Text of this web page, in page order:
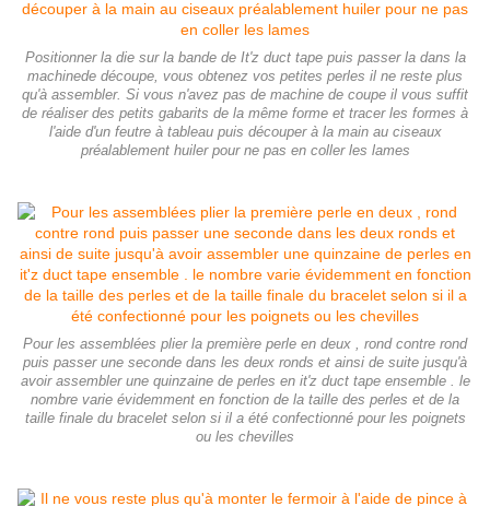
Positionner la die sur la bande de It'z duct tape puis passer la dans la
machinede découpe, vous obtenez vos petites perles il ne reste plus
qu'à assembler. Si vous n'avez pas de machine de coupe il vous suffit
de réaliser des petits gabarits de la même forme et tracer les formes à
l'aide d'un feutre à tableau puis découper à la main au ciseaux
préalablement huiler pour ne pas en coller les lames
Pour les assemblées plier la première perle en deux , rond contre rond
puis passer une seconde dans les deux ronds et ainsi de suite jusqu'à
avoir assembler une quinzaine de perles en it'z duct tape ensemble . le
nombre varie évidemment en fonction de la taille des perles et de la
taille finale du bracelet selon si il a été confectionné pour les poignets
ou les chevilles